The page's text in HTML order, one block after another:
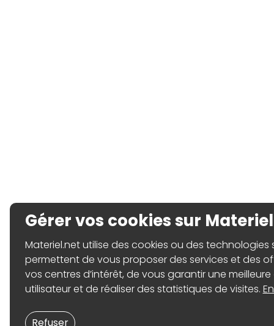
Gérer vos cookies sur
Materiel.net utilise des cookies ou des technologies
permettent de vous proposer des services et des
vos centres d’intérêt, de vous garantir une
utilisateur et de réaliser des statistiques de visites.
Refuser